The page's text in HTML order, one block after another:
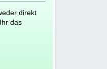
direkt
das